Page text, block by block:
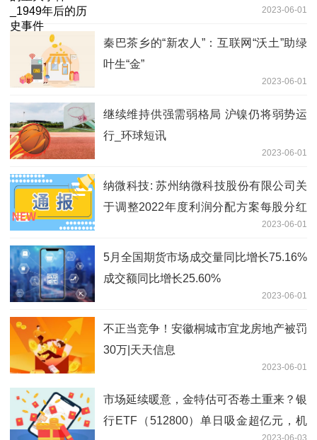
2023-06-01
秦巴茶乡的“新农人”：互联网“沃土”助绿
叶生“金”
2023-06-01
继续维持供强需弱格局 沪镍仍将弱势运
行_环球短讯
2023-06-01
纳微科技: 苏州纳微科技股份有限公司关
于调整2022年度利润分配方案每股分红
2023-06-01
5月全国期货市场成交量同比增长75.16%
成交额同比增长25.60%
2023-06-01
不正当竞争！安徽桐城市宜龙房地产被罚
30万|天天信息
2023-06-01
市场延续暖意，金特估可否卷土重来？银
行ETF（512800）单日吸金超亿元，机
2023-06-03